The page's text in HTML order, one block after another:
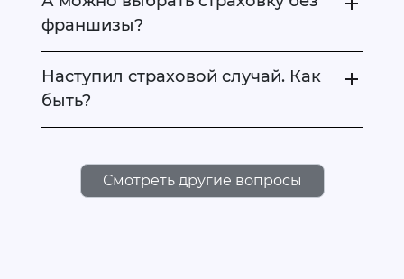
франшизы?
Наступил страховой случай. Как
быть?
Смотреть другие вопросы